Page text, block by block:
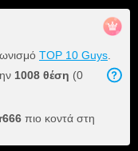
TOP 10 Guys
1008 θέση (0
πιο κοντά στη